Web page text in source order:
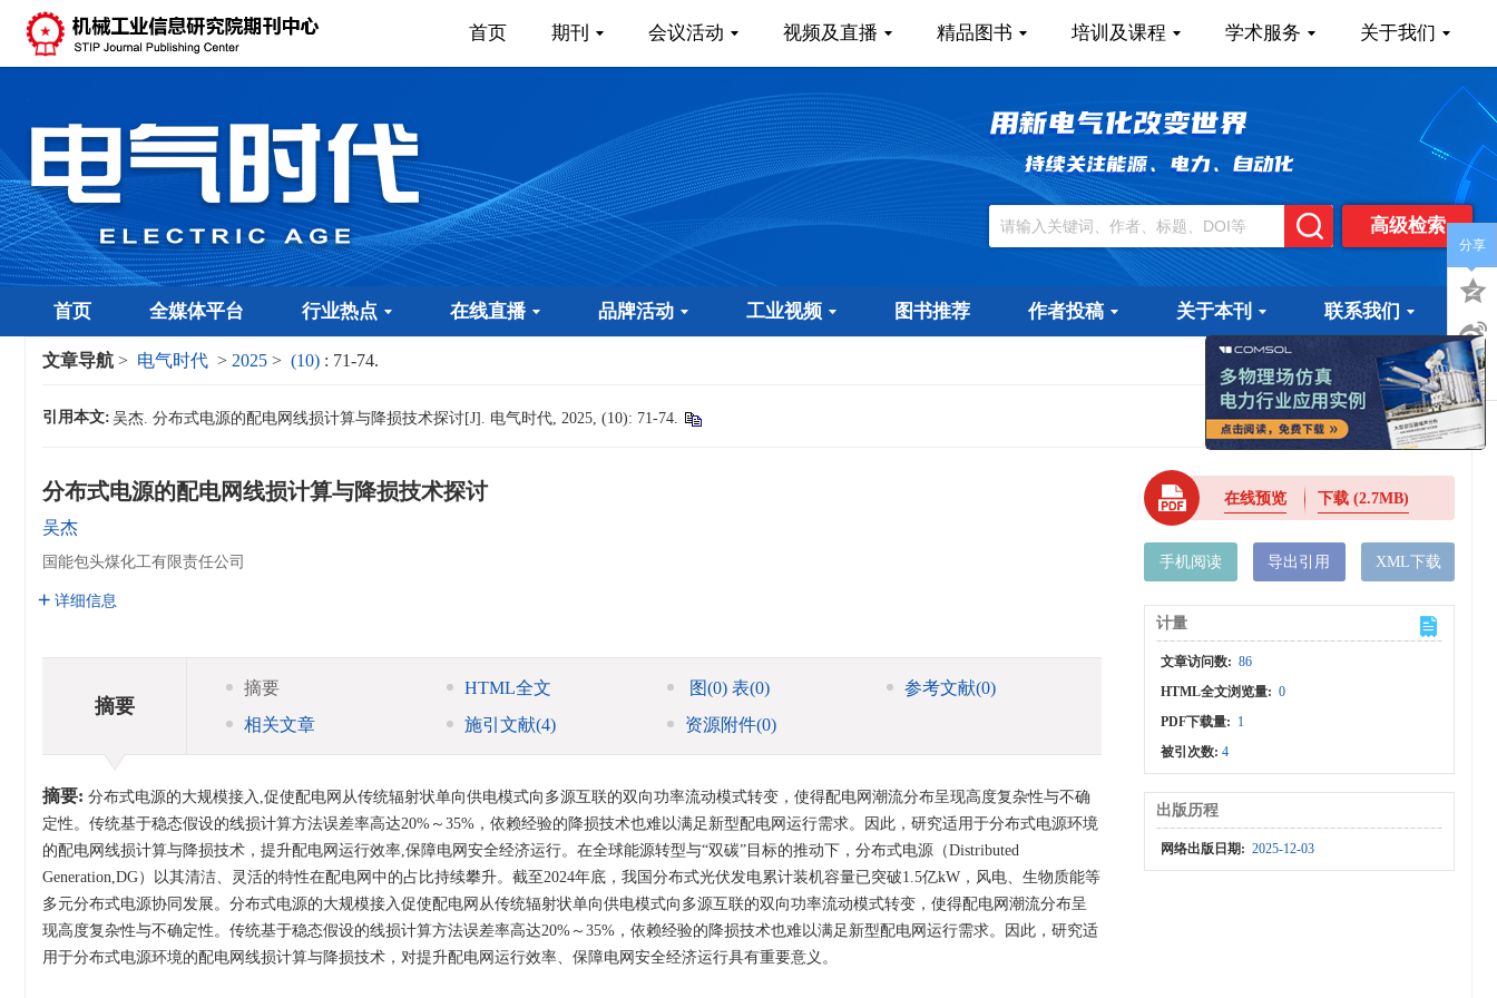
首页 期刊 会议活动 视频及直播 精品图书 培训及课程 学术服务 关于我们
高级检索
首页 全媒体平台 行业热点 在线直播 品牌活动 工业视频 图书推荐 作者投稿 关于本刊 联系我们
文章导航 > 电气时代 > 2025 > (10) : 71-74.
引用本文: 吴杰. 分布式电源的配电网线损计算与降损技术探讨[J]. 电气时代, 2025, (10): 71-74.
分布式电源的配电网线损计算与降损技术探讨
吴杰
国能包头煤化工有限责任公司
详细信息
摘要
摘要 HTML全文 图(0)表(0) 参考文献(0)
相关文章
施引文献(4) 资源附件(0)
摘要: 分布式电源的大规模接入,促使配电网从传统辐射状单向供电模式向多源互联的双向功率流动模式转变，使得配电网潮流分布呈现高度复杂性与不确
定性。传统基于稳态假设的线损计算方法误差率高达20%～35%，依赖经验的降损技术也难以满足新型配电网运行需求。因此，研究适用于分布式电源环境
的配电网线损计算与降损技术，提升配电网运行效率,保障电网安全经济运行。在全球能源转型与“双碳”目标的推动下，分布式电源（Distributed
Generation,DG）以其清洁、灵活的特性在配电网中的占比持续攀升。截至2024年底，我国分布式光伏发电累计装机容量已突破1.5亿kW，风电、生物质能等
多元分布式电源协同发展。分布式电源的大规模接入促使配电网从传统辐射状单向供电模式向多源互联的双向功率流动模式转变，使得配电网潮流分布呈
现高度复杂性与不确定性。传统基于稳态假设的线损计算方法误差率高达20%～35%，依赖经验的降损技术也难以满足新型配电网运行需求。因此，研究适
用于分布式电源环境的配电网线损计算与降损技术，对提升配电网运行效率、保障电网安全经济运行具有重要意义。
在线预览 下载(2.7MB)
手机阅读 导出引用 XML下载
计量
文章访问数: 86
HTML全文浏览量: 0
PDF下载量: 1
被引次数:4
出版历程
网络出版日期: 2025-12-03
分享
x